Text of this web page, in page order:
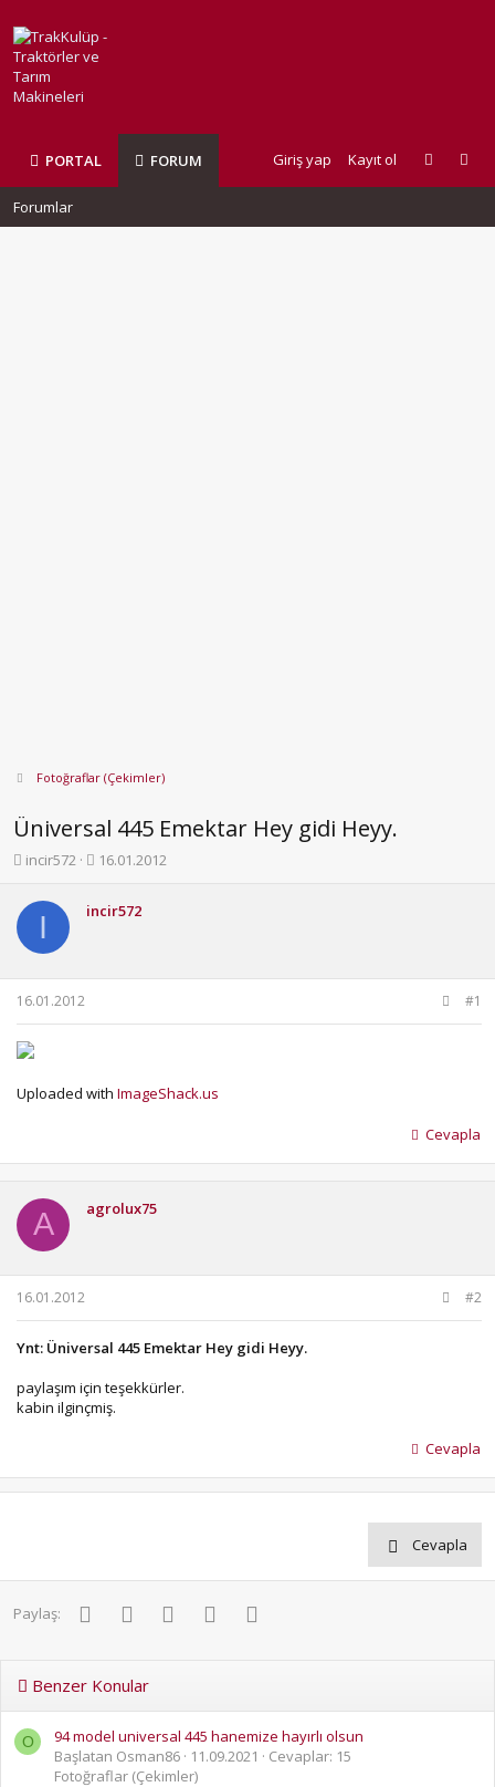
PORTAL FORUM Giriş yap Kayıt ol
Forumlar
Fotoğraflar (Çekimler)
Üniversal 445 Emektar Hey gidi Heyy.
K
n
y
u
b
ş
l
t
incir572
B
l
g
i
16.01.2012
I incir572
16.01.2012 #1
Uploaded with ImageShack.us
Cevapla
A agrolux75
16.01.2012 #2
Ynt: Üniversal 445 Emektar Hey gidi Heyy.
paylaşım için teşekkürler.
kabin ilginçmiş.
Cevapla
Cevapla
Paylaş: FacebookTwitter PinterestWhatsApp
Benzer Konular
O
94 model universal 445 hanemize hayırlı olsun
Başlatan Osman86
11.09.2021
Cevaplar: 15
Fotoğraflar (Çekimler)